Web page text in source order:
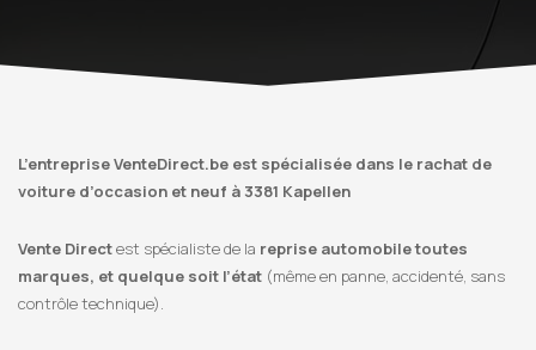
L’entreprise VenteDirect.be est spécialisée dans le rachat de
voiture d’occasion et neuf à 3381 Kapellen
Vente Directest spécialiste de la reprise automobile toutes
marques, et quelque soit l’état (même en panne, accidenté, sans
contrôle technique).